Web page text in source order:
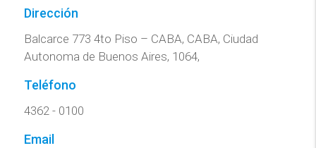
Dirección
Balcarce 773 4to Piso – CABA, CABA, Ciudad
Autonoma de Buenos Aires, 1064,
Teléfono
4362 - 0100
Email